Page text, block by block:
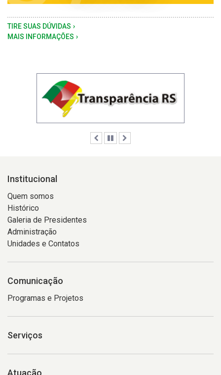
TIRE SUAS DÚVIDAS
MAIS INFORMAÇÕES
AnteriorPausar
Institucional
Quem somos
Histórico
Galeria de Presidentes
Administração
Unidades e Contatos
Comunicação
Programas e Projetos
Serviços
Atuação